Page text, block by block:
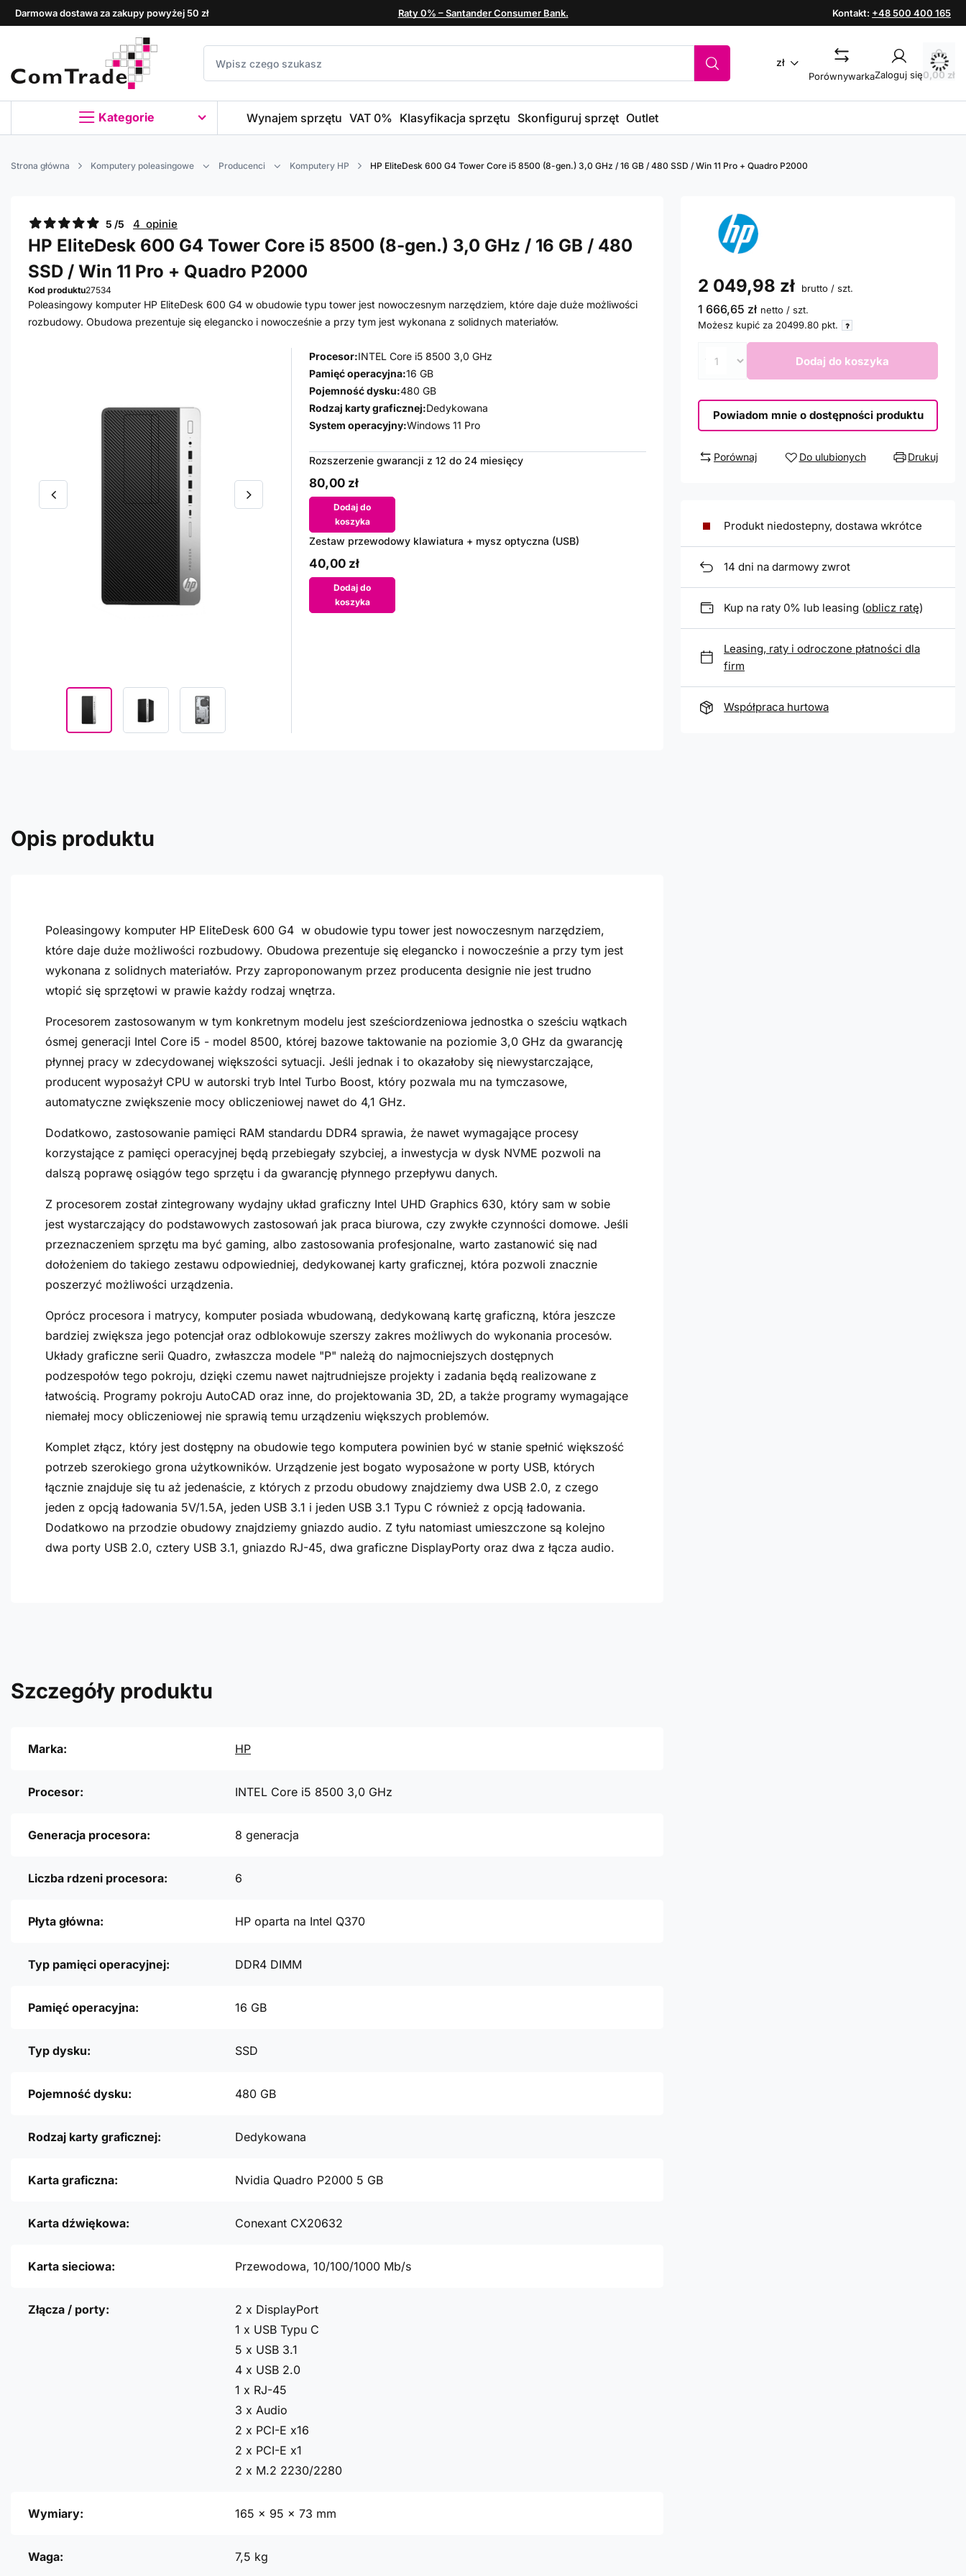
Darmowa dostawa za zakupy powyżej 50 zł Raty 0% – Santander Consumer Bank. Kontakt: +48 500 400 165
zł
PorównywarkaZaloguj się0,00 zł
Kategorie Wynajem sprzętu VAT 0% Klasyfikacja sprzętu Skonfiguruj sprzęt Outlet
Strona główna Komputery poleasingowe Producenci Komputery HP HP EliteDesk 600 G4 Tower Core i5 8500 (8-gen.) 3,0 GHz / 16 GB / 480 SSD / Win 11 Pro + Quadro P2000
5 /5 4 opinie
HP EliteDesk 600 G4 Tower Core i5 8500 (8-gen.) 3,0 GHz / 16 GB / 480
SSD / Win 11 Pro + Quadro P2000
Kod produktu27534
Poleasingowy komputer HP EliteDesk 600 G4 w obudowie typu tower jest nowoczesnym narzędziem, które daje duże możliwości
rozbudowy. Obudowa prezentuje się elegancko i nowocześnie a przy tym jest wykonana z solidnych materiałów.
Procesor:INTEL Core i5 8500 3,0 GHz
Pamięć operacyjna:16 GB
Pojemność dysku:480 GB
Rodzaj karty graficznej:Dedykowana
System operacyjny:Windows 11 Pro
Rozszerzenie gwarancji z 12 do 24 miesięcy
80,00 zł
Dodaj do
koszyka
Zestaw przewodowy klawiatura + mysz optyczna (USB)
40,00 zł
Dodaj do
koszyka
2 049,98 zł brutto / szt.
1 666,65 zł netto / szt.
Możesz kupić za 20499.80 pkt.
Dodaj do koszyka
Powiadom mnie o dostępności produktu
Porównaj Do ulubionych Drukuj
Produkt niedostepny, dostawa wkrótce
14 dni na darmowy zwrot
Kup na raty 0% lub leasing (oblicz ratę)
Leasing, raty i odroczone płatności dla
firm
Współpraca hurtowa
Opis produktu
Poleasingowy komputer HP EliteDesk 600 G4 w obudowie typu tower jest nowoczesnym narzędziem,
które daje duże możliwości rozbudowy. Obudowa prezentuje się elegancko i nowocześnie a przy tym jest
wykonana z solidnych materiałów. Przy zaproponowanym przez producenta designie nie jest trudno
wtopić się sprzętowi w prawie każdy rodzaj wnętrza.
Procesorem zastosowanym w tym konkretnym modelu jest sześciordzeniowa jednostka o sześciu wątkach
ósmej generacji Intel Core i5 - model 8500, której bazowe taktowanie na poziomie 3,0 GHz da gwarancję
płynnej pracy w zdecydowanej większości sytuacji. Jeśli jednak i to okazałoby się niewystarczające,
producent wyposażył CPU w autorski tryb Intel Turbo Boost, który pozwala mu na tymczasowe,
automatyczne zwiększenie mocy obliczeniowej nawet do 4,1 GHz.
Dodatkowo, zastosowanie pamięci RAM standardu DDR4 sprawia, że nawet wymagające procesy
korzystające z pamięci operacyjnej będą przebiegały szybciej, a inwestycja w dysk NVME pozwoli na
dalszą poprawę osiągów tego sprzętu i da gwarancję płynnego przepływu danych.
Z procesorem został zintegrowany wydajny układ graficzny Intel UHD Graphics 630, który sam w sobie
jest wystarczający do podstawowych zastosowań jak praca biurowa, czy zwykłe czynności domowe. Jeśli
przeznaczeniem sprzętu ma być gaming, albo zastosowania profesjonalne, warto zastanowić się nad
dołożeniem do takiego zestawu odpowiedniej, dedykowanej karty graficznej, która pozwoli znacznie
poszerzyć możliwości urządzenia.
Oprócz procesora i matrycy, komputer posiada wbudowaną, dedykowaną kartę graficzną, która jeszcze
bardziej zwiększa jego potencjał oraz odblokowuje szerszy zakres możliwych do wykonania procesów.
Układy graficzne serii Quadro, zwłaszcza modele "P" należą do najmocniejszych dostępnych
podzespołów tego pokroju, dzięki czemu nawet najtrudniejsze projekty i zadania będą realizowane z
łatwością. Programy pokroju AutoCAD oraz inne, do projektowania 3D, 2D, a także programy wymagające
niemałej mocy obliczeniowej nie sprawią temu urządzeniu większych problemów.
Komplet złącz, który jest dostępny na obudowie tego komputera powinien być w stanie spełnić większość
potrzeb szerokiego grona użytkowników. Urządzenie jest bogato wyposażone w porty USB, których
łącznie znajduje się tu aż jedenaście, z których z przodu obudowy znajdziemy dwa USB 2.0, z czego
jeden z opcją ładowania 5V/1.5A, jeden USB 3.1 i jeden USB 3.1 Typu C również z opcją ładowania.
Dodatkowo na przodzie obudowy znajdziemy gniazdo audio. Z tyłu natomiast umieszczone są kolejno
dwa porty USB 2.0, cztery USB 3.1, gniazdo RJ-45, dwa graficzne DisplayPorty oraz dwa z łącza audio.
Szczegóły produktu
Marka: HP
Procesor: INTEL Core i5 8500 3,0 GHz
Generacja procesora: 8 generacja
Liczba rdzeni procesora: 6
Płyta główna: HP oparta na Intel Q370
Typ pamięci operacyjnej: DDR4 DIMM
Pamięć operacyjna: 16 GB
Typ dysku: SSD
Pojemność dysku: 480 GB
Rodzaj karty graficznej: Dedykowana
Karta graficzna: Nvidia Quadro P2000 5 GB
Karta dźwiękowa: Conexant CX20632
Karta sieciowa: Przewodowa, 10/100/1000 Mb/s
Złącza / porty:
2 x DisplayPort
1 x USB Typu C
5 x USB 3.1
4 x USB 2.0
1 x RJ-45
3 x Audio
2 x PCI-E x16
2 x PCI-E x1
2 x M.2 2230/2280
Wymiary: 165 x 95 x 73 mm
Waga: 7,5 kg